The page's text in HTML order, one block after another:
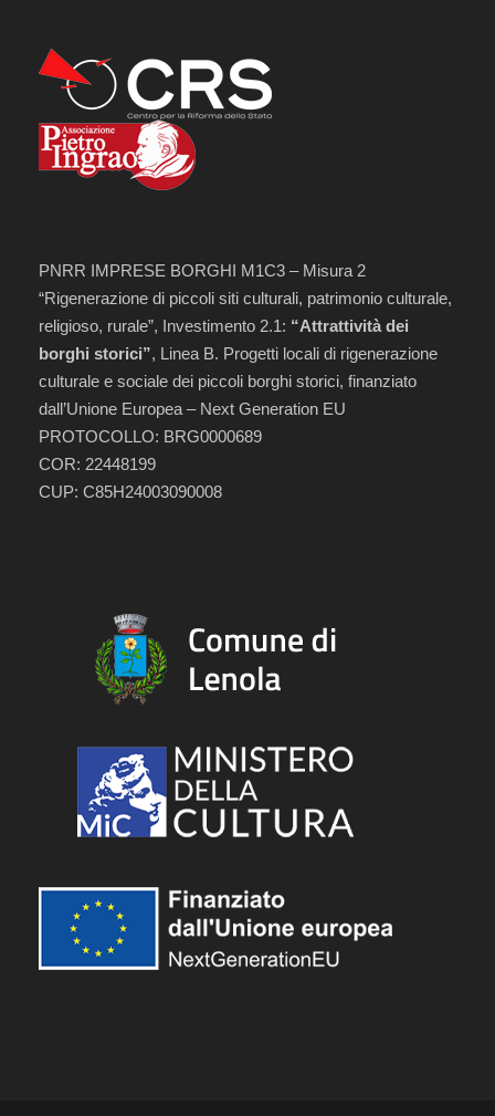
PNRR IMPRESE BORGHI M1C3 – Misura 2
“Rigenerazione di piccoli siti culturali, patrimonio culturale,
religioso, rurale”, Investimento 2.1: “Attrattività dei
borghi storici”, Linea B. Progetti locali di rigenerazione
culturale e sociale dei piccoli borghi storici, finanziato
dall’Unione Europea – Next Generation EU
PROTOCOLLO: BRG0000689
COR: 22448199
CUP: C85H24003090008